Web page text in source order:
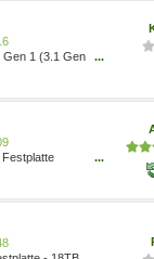
Gen 1 (3.1 Gen
...
...